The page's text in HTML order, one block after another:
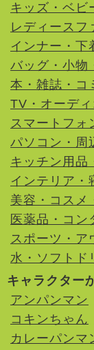
キッズ・ベビ
レディースフ
インナー・下
バッグ・小物
本・雑誌・コ
TV・オーデ
スマートフォ
パソコン・周
キッチン用品
インテリア・
美容・コスメ
医薬品・コン
スポーツ・ア
水・ソフトド
キャラクター
アンパンマン
コキンちゃん
カレーパンマ